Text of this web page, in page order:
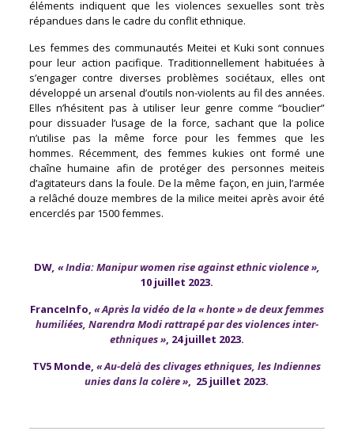
éléments indiquent que les violences sexuelles sont très
répandues dans le cadre du conflit ethnique.
Les femmes des communautés Meitei et Kuki sont connues
pour leur action pacifique. Traditionnellement habituées à
s’engager contre diverses problèmes sociétaux, elles ont
développé un arsenal d’outils non-violents au fil des années.
Elles n’hésitent pas à utiliser leur genre comme “bouclier”
pour dissuader l’usage de la force, sachant que la police
n’utilise pas la même force pour les femmes que les
hommes. Récemment, des femmes kukies ont formé une
chaîne humaine afin de protéger des personnes meiteis
d’agitateurs dans la foule. De la même façon, en juin, l’armée
a relâché douze membres de la milice meitei après avoir été
encerclés par 1500 femmes.
DW, « India: Manipur women rise against ethnic violence »,
10 juillet 2023.
FranceInfo, « Après la vidéo de la « honte » de deux femmes
humiliées, Narendra Modi rattrapé par des violences inter-
ethniques », 24 juillet 2023.
TV5 Monde, « Au-delà des clivages ethniques, les Indiennes
unies dans la colère », 25 juillet 2023.